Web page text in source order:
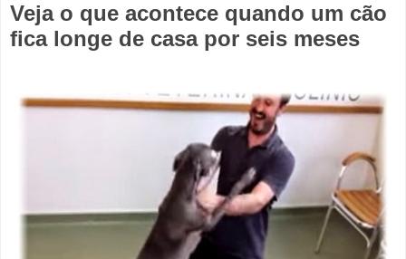
Veja o que acontece quando um cão
fica longe de casa por seis meses